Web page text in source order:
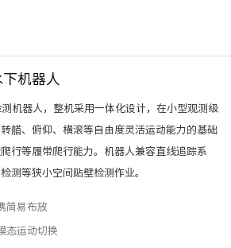
机器人
机器人，整机采用一体化设计，在小型观测级
艏、俯仰、横滚等自由度灵活运动能力的基础
行等履带爬行能力。机器人兼容直线追踪系
测等狭小空间贴壁检测作业。
简易布放
态运动切换